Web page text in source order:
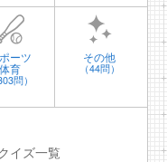
ーツ
体育
問）
その他
（44問）
イズ一覧